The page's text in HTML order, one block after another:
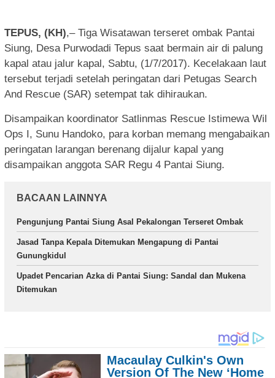
TEPUS, (KH),– Tiga Wisatawan terseret ombak Pantai
Siung, Desa Purwodadi Tepus saat bermain air di palung
kapal atau jalur kapal, Sabtu, (1/7/2017). Kecelakaan laut
tersebut terjadi setelah peringatan dari Petugas Search
And Rescue (SAR) setempat tak dihiraukan.
Disampaikan koordinator Satlinmas Rescue Istimewa Wil
Ops I, Sunu Handoko, para korban memang mengabaikan
peringatan larangan berenang dijalur kapal yang
disampaikan anggota SAR Regu 4 Pantai Siung.
BACAAN LAINNYA
Pengunjung Pantai Siung Asal Pekalongan Terseret Ombak
Jasad Tanpa Kepala Ditemukan Mengapung di Pantai
Gunungkidul
Upadet Pencarian Azka di Pantai Siung: Sandal dan Mukena
Ditemukan